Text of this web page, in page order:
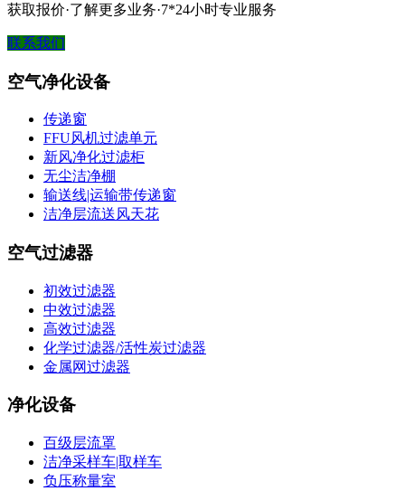
获取报价·了解更多业务·7*24小时专业服务
联系我们
空气净化设备
传递窗
FFU风机过滤单元
新风净化过滤柜
无尘洁净棚
输送线|运输带传递窗
洁净层流送风天花
空气过滤器
初效过滤器
中效过滤器
高效过滤器
化学过滤器/活性炭过滤器
金属网过滤器
净化设备
百级层流罩
洁净采样车|取样车
负压称量室